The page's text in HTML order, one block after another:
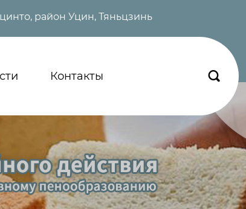
район Уцин, Тяньцзинь
Контакты 